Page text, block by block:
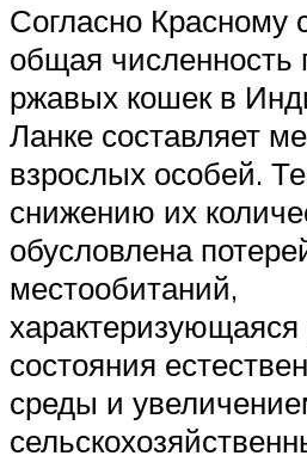
Согласно
общая численность
ржавых кошек в
Ланке составляет
взрослых особей.
снижению их
обусловлена
местообитаний,
состояния
среды и